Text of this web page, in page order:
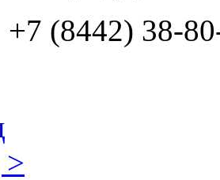
+7 (8442) 38-
>